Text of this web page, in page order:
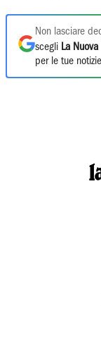
Non lasciare
scegli La
per le tue